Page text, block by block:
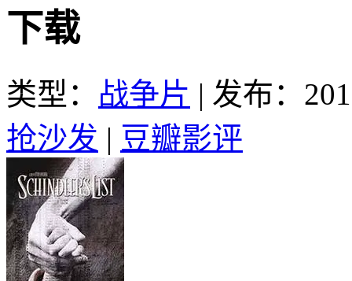
下载
类型： 战争片 | 发布：
抢沙发 | 豆瓣影评